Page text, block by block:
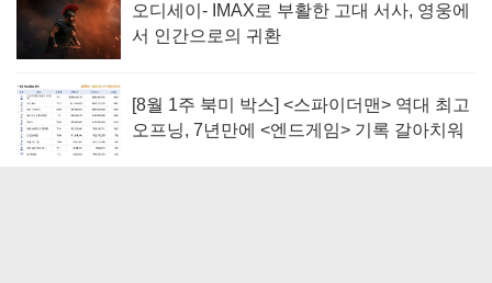
오디세이- IMAX로 부활한 고대 서사, 영웅에
서 인간으로의 귀환
[8월 1주 북미 박스] <스파이더맨> 역대 최고
오프닝, 7년만에 <엔드게임> 기록 갈아치워